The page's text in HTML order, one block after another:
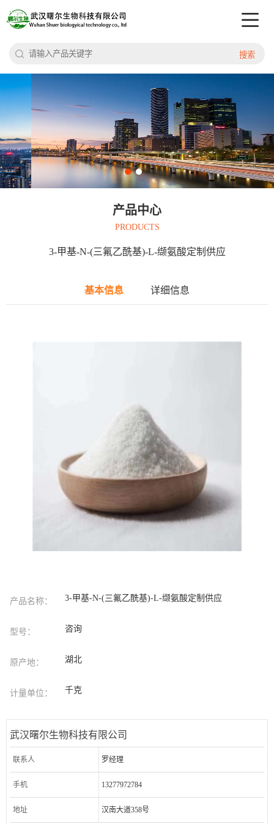
搜索
产品中心
PRODUCTS
3-甲基-N-(三氟乙酰基)-L-缬氨酸定制供应
基本信息 详细信息
产品名称： 3-甲基-N-(三氟乙酰基)-L-缬氨酸定制供应
型号： 咨询
原产地： 湖北
计量单位： 千克
武汉曙尔生物科技有限公司
联系人 罗经理
手机 13277972784
地址 汉南大道358号